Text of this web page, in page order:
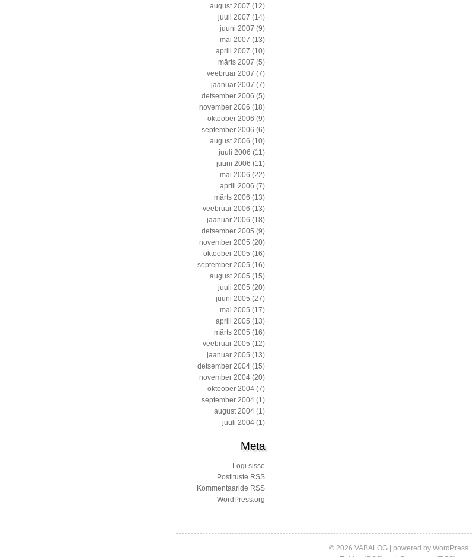
august 2007 (12)
juuli 2007 (14)
juuni 2007 (9)
mai 2007 (13)
aprill 2007 (10)
märts 2007 (5)
veebruar 2007 (7)
jaanuar 2007 (7)
detsember 2006 (5)
november 2006 (18)
oktoober 2006 (9)
september 2006 (6)
august 2006 (10)
juuli 2006 (11)
juuni 2006 (11)
mai 2006 (22)
aprill 2006 (7)
märts 2006 (13)
veebruar 2006 (13)
jaanuar 2006 (18)
detsember 2005 (9)
november 2005 (20)
oktoober 2005 (16)
september 2005 (16)
august 2005 (15)
juuli 2005 (20)
juuni 2005 (27)
mai 2005 (17)
aprill 2005 (13)
märts 2005 (16)
veebruar 2005 (12)
jaanuar 2005 (13)
detsember 2004 (15)
november 2004 (20)
oktoober 2004 (7)
september 2004 (1)
august 2004 (1)
juuli 2004 (1)
Meta
Logi sisse
Postituste RSS
Kommentaaride RSS
WordPress.org
© 2026 VABALOG | powered by WordPress